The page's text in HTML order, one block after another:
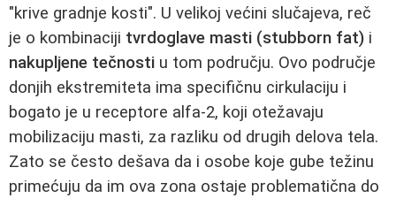
"krive gradnje kosti". U velikoj većini slučajeva, reč
je o kombinaciji tvrdoglave masti (stubborn fat) i
nakupljene tečnosti u tom području. Ovo područje
donjih ekstremiteta ima specifičnu cirkulaciju i
bogato je u receptore alfa-2, koji otežavaju
mobilizaciju masti, za razliku od drugih delova tela.
Zato se često dešava da i osobe koje gube težinu
primećuju da im ova zona ostaje problematična do